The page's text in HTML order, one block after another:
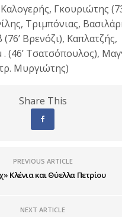
Καλογερής, Γκουριώτης
Τριμπόνιας,
Βρενόζι), Καπλατζής,
(46’ Τσατσόπουλος),
Μυργιώτης)
Share This
PREVIOUS ARTICLE
Κλένια και Θύελλα Πετρίου
NEXT ARTICLE